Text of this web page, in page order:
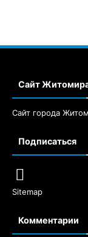
Сайт
Сайт города
Подписаться
Sitemap
Комментарии